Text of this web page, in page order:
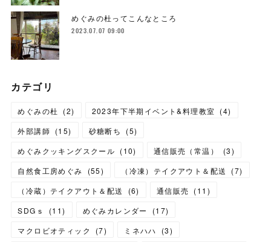
めぐみの杜ってこんなところ
2023.07.07 09:00
カテゴリ
めぐみの杜 (2) 2023年下半期イベント&料理教室 (4)
外部講師 (15) 砂糖断ち (5)
めぐみクッキングスクール (10) 通信販売（常温） (3)
自然食工房めぐみ
(55) （冷凍）テイクアウト＆配送 (7)
（冷蔵）テイクアウト＆配送
(6) 通信販売 (11 )
SDGｓ
(11) めぐみカレンダー (17)
マクロビオティック
(7) ミネハハ (3)